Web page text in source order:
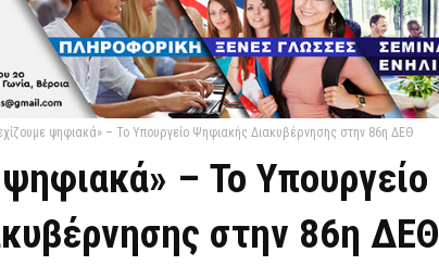
ψηφιακά» – Το Υπουργείο Ψηφιακής Διακυβέρνησης στην 86η ΔΕΘ
– Το Υπουργείο
στην 86η ΔΕΘ